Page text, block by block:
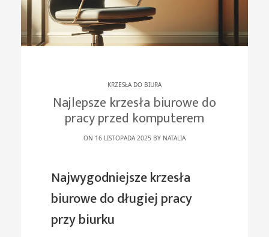
KRZESŁA DO BIURA
Najlepsze krzesła biurowe do
pracy przed komputerem
ON 16 LISTOPADA 2025 BY NATALIA
Najwygodniejsze krzesła
biurowe do długiej pracy
przy biurku